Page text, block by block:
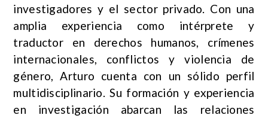
investigadores y el sector privado. Con una
amplia experiencia como intérprete y
traductor en derechos humanos, crímenes
internacionales, conflictos y violencia de
género, Arturo cuenta con un sólido perfil
multidisciplinario. Su formación y experiencia
en investigación abarcan las relaciones